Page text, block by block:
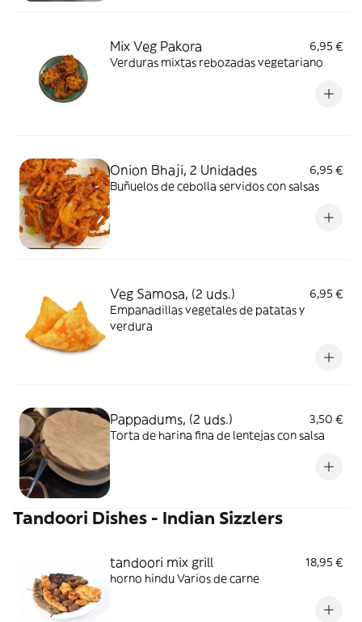
Mix Veg Pakora
6,95 €
Verduras mixtas rebozadas vegetariano
Onion Bhaji, 2 Unidades
6,95 €
Buñuelos de cebolla servidos con salsas
Veg Samosa, (2 uds.)
6,95 €
Empanadillas vegetales de patatas y
verdura
Pappadums, (2 uds.)
3,50 €
Torta de harina fina de lentejas con salsa
Tandoori Dishes - Indian Sizzlers
tandoori mix grill
18,95 €
horno hindu Varios de carne